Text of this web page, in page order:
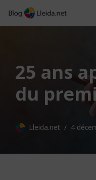
Aller
25 ans
du
Lleida.net 4